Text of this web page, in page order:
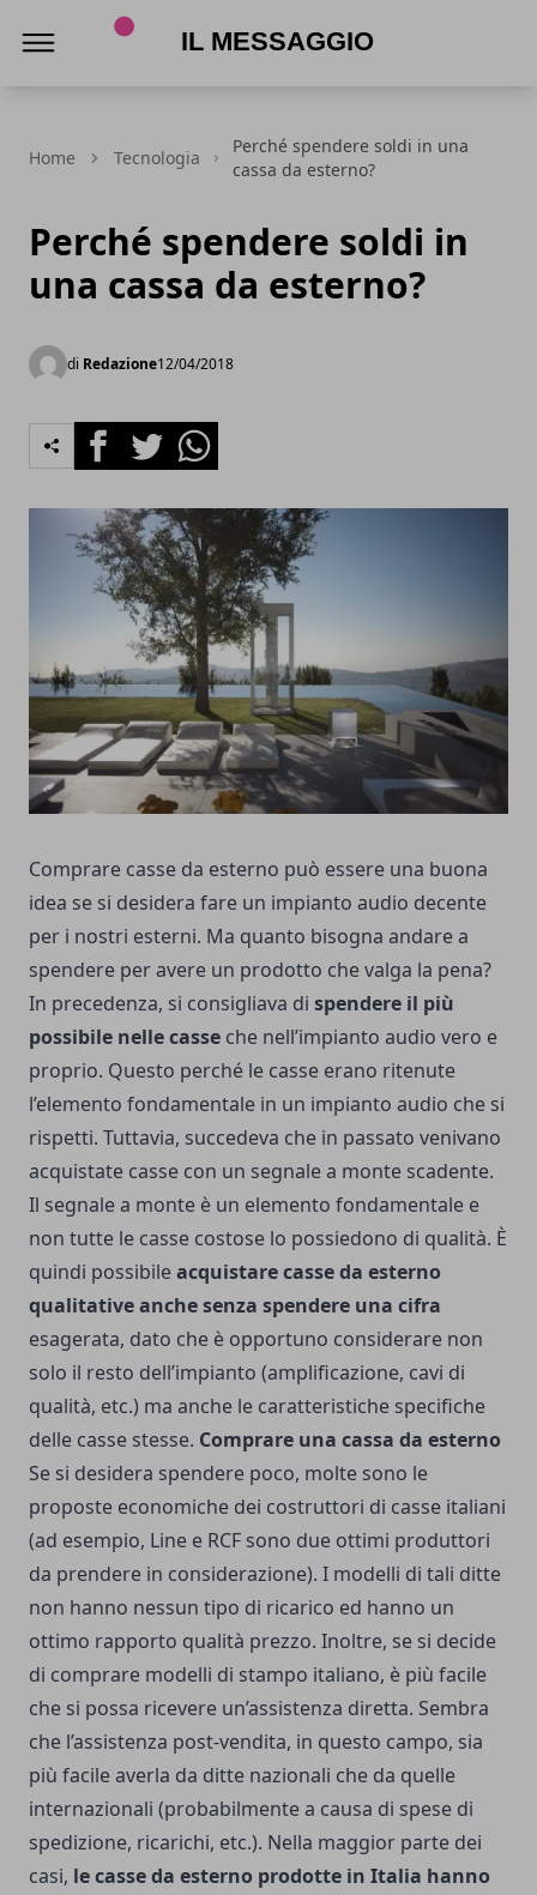
Home Tecnologia
Perché spendere soldi in una
cassa da esterno?
Perché spendere soldi in
una cassa da esterno?
di Redazione12/04/2018
FacebookTwitterWhatsapp
Comprare casse da esterno può essere una buona
idea se si desidera fare un impianto audio decente
per i nostri esterni. Ma quanto bisogna andare a
spendere per avere un prodotto che valga la pena?
In precedenza, si consigliava di spendere il più
possibile nelle casse che nell’impianto audio vero e
proprio. Questo perché le casse erano ritenute
l’elemento fondamentale in un impianto audio che si
rispetti. Tuttavia, succedeva che in passato venivano
acquistate casse con un segnale a monte scadente.
Il segnale a monte è un elemento fondamentale e
non tutte le casse costose lo possiedono di qualità. È
quindi possibileacquistare casse da esterno
qualitative anche senza spendere una cifra
esagerata, dato che è opportuno considerare non
solo il resto dell’impianto (amplificazione, cavi di
qualità, etc.) ma anche le caratteristiche specifiche
delle casse stesse. Comprare una cassa da esterno
Se si desidera spendere poco, molte sono le
proposte economiche dei costruttori di casse italiani
(ad esempio, Line e RCF sono due ottimi produttori
da prendere in considerazione). I modelli di tali ditte
non hanno nessun tipo di ricarico ed hanno un
ottimo rapporto qualità prezzo. Inoltre, se si decide
di comprare modelli di stampo italiano, è più facile
che si possa ricevere un’assistenza diretta. Sembra
che l’assistenza post-vendita, in questo campo, sia
più facile averla da ditte nazionali che da quelle
internazionali (probabilmente a causa di spese di
spedizione, ricarichi, etc.). Nella maggior parte dei
casi, le casse da esterno prodotte in Italia hanno